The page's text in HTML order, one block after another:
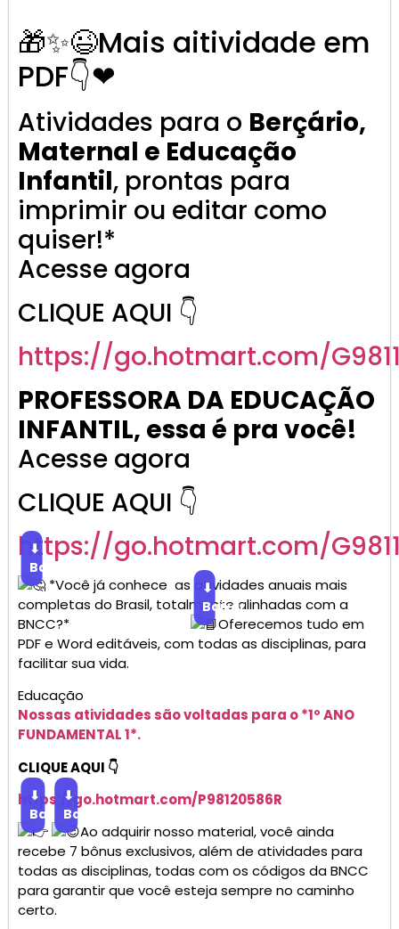
🎁✨😉Mais aitividade em
PDF👇❤
Atividades para o Berçário,
Maternal e Educação
Infantil, prontas para
imprimir ou editar como
quiser!*
Acesse agora
CLIQUE AQUI 👇
https://go.hotmart.com/
PROFESSORA DA EDUCAÇÃO
INFANTIL, essa é pra você!
Acesse agora
CLIQUE AQUI 👇
https://go.hotmart.com/
⬇
Baixar
*Você já conhece as atividades anuais mais
completas do Brasil, totalmente alinhadas com a
BNCC?*
⬇
Baixar
Oferecemos tudo em
PDF e Word editáveis, com todas as disciplinas, para
facilitar sua vida.
Educação
Nossas atividades são voltadas para o *1º ANO
FUNDAMENTAL 1*.
CLIQUE AQUI 👇
https://go.hotmart.com/P98120586R
⬇
Baixar
⬇
Baixar
Ao adquirir nosso material, você ainda
recebe 7 bônus exclusivos, além de atividades para
todas as disciplinas, todas com os códigos da BNCC
para garantir que você esteja sempre no caminho
certo.